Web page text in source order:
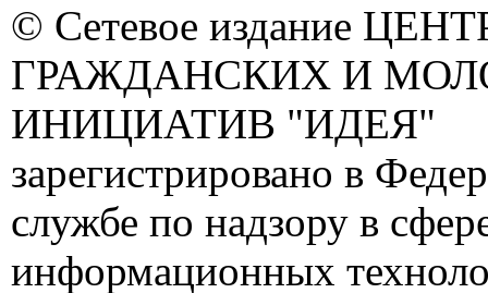
© Сетевое издание
ГРАЖДАНСКИХ И
ИНИЦИАТИВ "ИДЕЯ"
зарегистрировано в
службе по надзору в
информационных